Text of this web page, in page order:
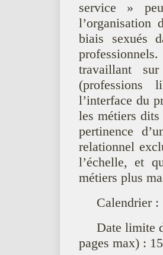
service »
biais sexués
travaillant
(professions
l’interface du
les métiers
pertinence
relationnel
l’échelle, et
métiers plus
Calendrier :
Date limite
pages max) :